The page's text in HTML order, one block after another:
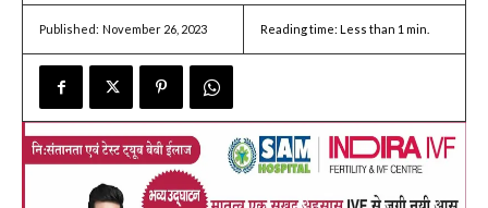
Published: November 26, 2023 Reading time: Less than 1 min.